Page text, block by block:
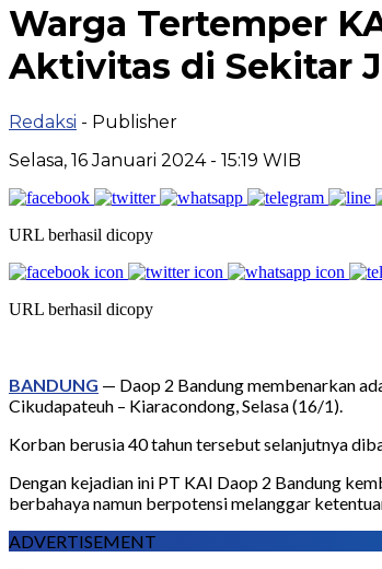
Warga Tertemper
Aktivitas di Sekitar
Redaksi - Publisher
Selasa, 16 Januari 2024 - 15:19 WIB
URL berhasil dicopy
URL berhasil dicopy
BANDUNG — Daop 2 Bandung membenarkan
Cikudapateuh – Kiaracondong, Selasa (16/1).
Korban berusia 40 tahun tersebut selanjutnya
Dengan kejadian ini PT KAI Daop 2 Bandung
berbahaya namun berpotensi melanggar
ADVERTISEMENT